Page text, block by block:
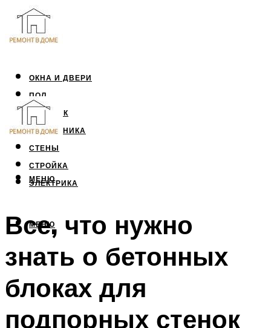
ОКНА И ДВЕРИ
ПОЛ
ПОТОЛОК
САНТЕХНИКА
СТЕНЫ
СТРОЙКА
ЭЛЕКТРИКА
МЕНЮ
МЕНЮ
Все, что нужно
знать о бетонных
блоках для
подпорных стенок